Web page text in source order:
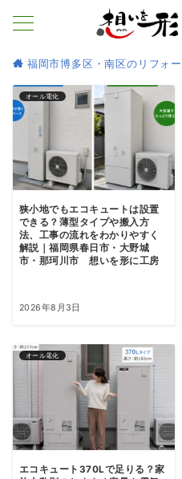
福岡市博多区・南区のリフォ
オール電化
狭小地でもエコキュートは設置
できる？薄型タイプや搬入方
法、工事の流れをわかりやすく
解説｜福岡県春日市・大野城
市・那珂川市 想いを形に工房
2026年8月3日
オール電化
エコキュート370Lで足りる？家